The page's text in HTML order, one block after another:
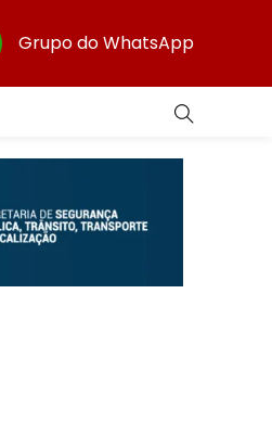
Grupo do WhatsApp